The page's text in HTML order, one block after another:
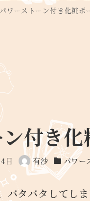
パワーストーン付き化粧ポ
付き
日
著
有沙
カテゴリ
パワー
バタバタしてし